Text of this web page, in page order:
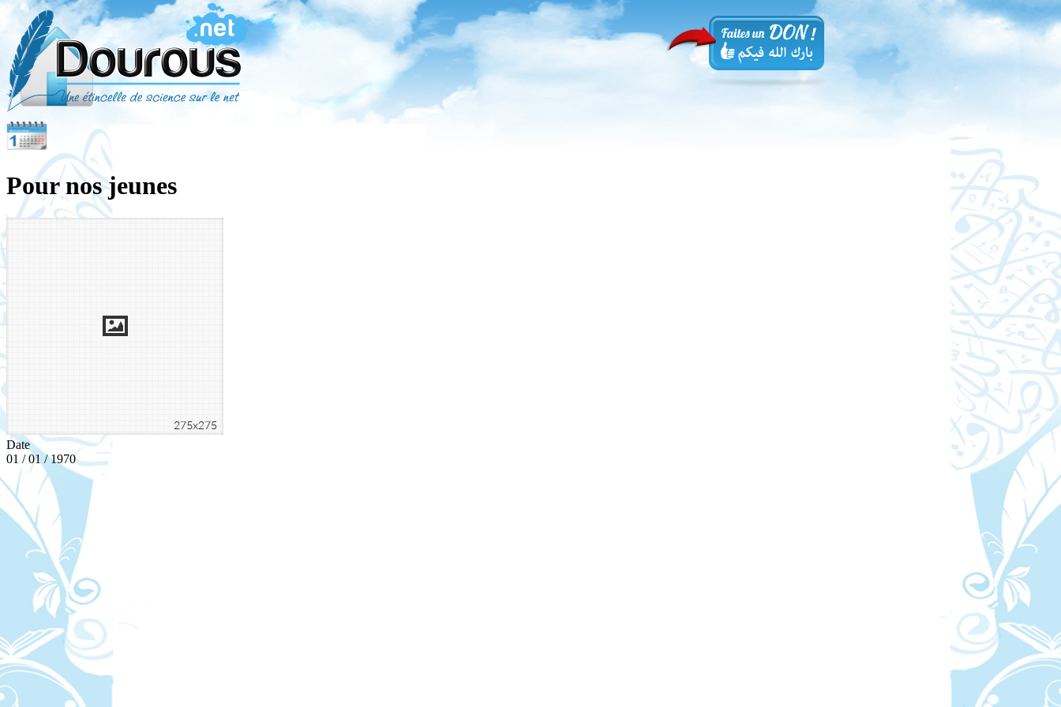
Pour nos jeunes
Date
01 / 01 / 1970